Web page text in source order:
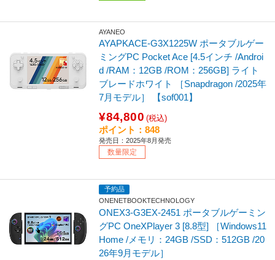
AYANEO
AYAPKACE-G3X1225W ポータブルゲー
ミングPC Pocket Ace [4.5インチ /Androi
d /RAM：12GB /ROM：256GB] ライト
ブレードホワイト ［Snapdragon /2025年
7月モデル］ 【sof001】
¥84,800 (税込)
ポイント：848
発売日：2025年8月発売
数量限定
予約品
ONENETBOOKTECHNOLOGY
ONEX3-G3EX-2451 ポータブルゲーミン
グPC OneXPlayer 3 [8.8型] ［Windows11
Home /メモリ：24GB /SSD：512GB /20
26年9月モデル］